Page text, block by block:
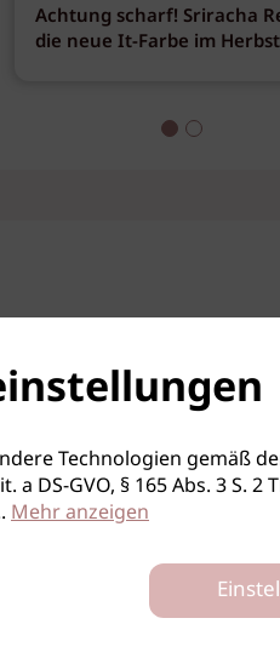
Achtung scharf! Sriracha
die neue It-Farbe im Herbst
Technologien gemäß
a DS-GVO, § 165 Abs. 3
Mehr anzeigen